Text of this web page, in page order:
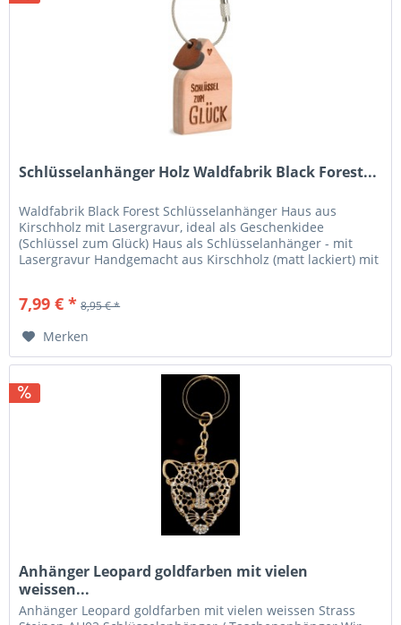
Schlüsselanhänger Holz Waldfabrik Black Forest...
Waldfabrik Black Forest Schlüsselanhänger Haus aus
Kirschholz mit Lasergravur, ideal als Geschenkidee
(Schlüssel zum Glück) Haus als Schlüsselanhänger - mit
Lasergravur Handgemacht aus Kirschholz (matt lackiert) mit
7,99 € * 8,95 € *
Merken
Anhänger Leopard goldfarben mit vielen
weissen...
Anhänger Leopard goldfarben mit vielen weissen Strass